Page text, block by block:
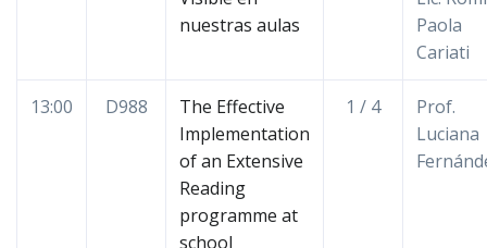
nuestras aulas
Paola
Cariati
13:00 D988
The Effective
Implementation
of an Extensive
Reading
programme at
school
1 / 4
Prof.
Luciana